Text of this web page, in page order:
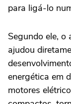
para ligá-lo
Segundo ele,
ajudou
energética em
motores